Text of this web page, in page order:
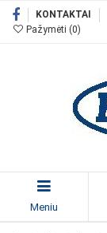
KONTAKTAI
Pažymėti (0)
Meniu